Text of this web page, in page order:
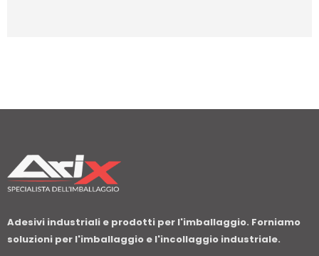
Adesivi industriali e prodotti per l'imballaggio. Forniamo
soluzioni per l'imballaggio e l'incollaggio industriale.